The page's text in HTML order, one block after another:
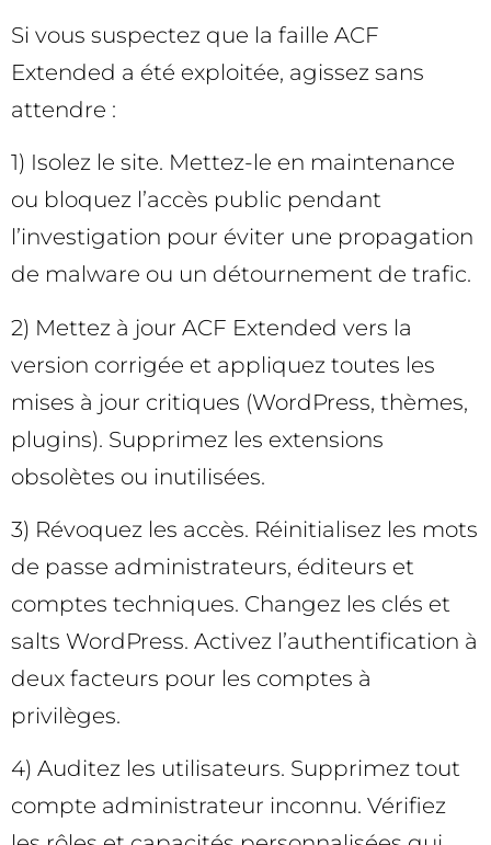
Si vous suspectez que la faille ACF
Extended a été exploitée, agissez sans
attendre :
1) Isolez le site. Mettez-le en maintenance
ou bloquez l’accès public pendant
l’investigation pour éviter une propagation
de malware ou un détournement de trafic.
2) Mettez à jour ACF Extended vers la
version corrigée et appliquez toutes les
mises à jour critiques (WordPress, thèmes,
plugins). Supprimez les extensions
obsolètes ou inutilisées.
3) Révoquez les accès. Réinitialisez les mots
de passe administrateurs, éditeurs et
comptes techniques. Changez les clés et
salts WordPress. Activez l’authentification à
deux facteurs pour les comptes à
privilèges.
4) Auditez les utilisateurs. Supprimez tout
compte administrateur inconnu. Vérifiez